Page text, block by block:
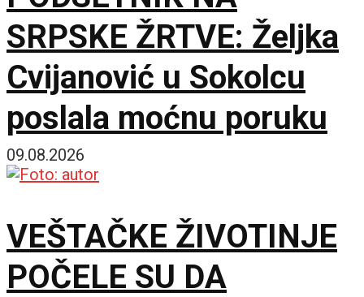
SRPSKE ŽRTVE: Željka
Cvijanović u Sokolcu
poslala moćnu poruku
09.08.2026
VEŠTAČKE ŽIVOTINJE
POČELE SU DA